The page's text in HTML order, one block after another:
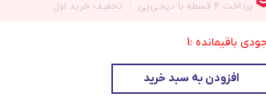
باقیمانده :1
افزودن به سبد خرید